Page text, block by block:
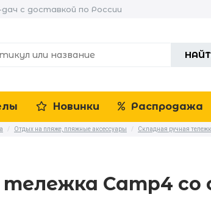
с доставкой по России
Новинки Распродажа
/ Отдых на пляже, пляжные аксессуары / Складная ручная
Camp4